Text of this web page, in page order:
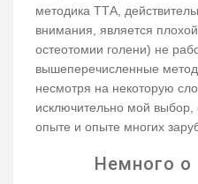
методика ТТА,
внимания, является
остеотомии голени) не
вышеперечисленные
несмотря на некоторую
исключительно мой
опыте и опыте многих
Немного о